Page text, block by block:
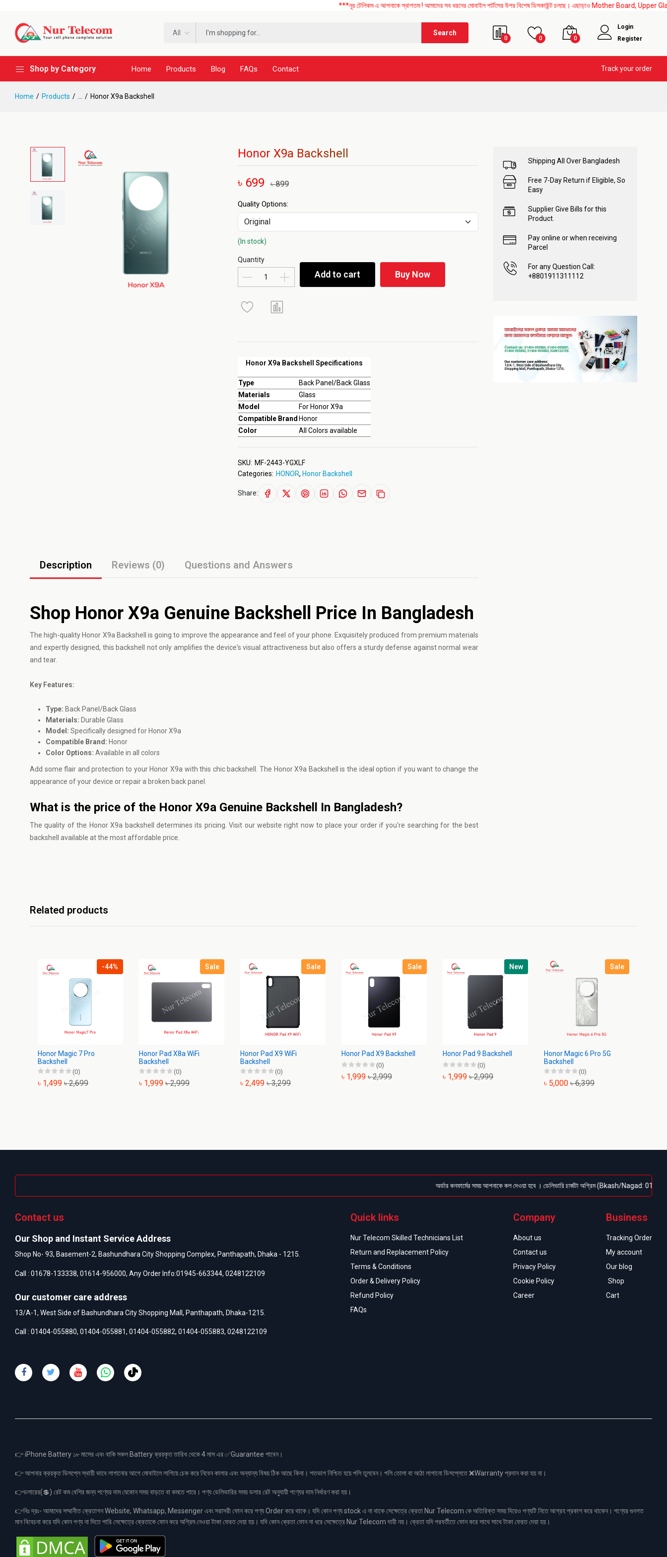
***নূর টেলিকম এ আপনাকে স্বাগতম ! আমাদের সব ধরনের মোবাইল পার্টসের উপর বিশেষ ডিসকাউন্ট চলছে। এছাড়াও Mother Board, Upper Glass, All IC
All Search
0 0 0
Login
Register
Shop by Category Home Products Blog FAQs Contact Track your order
Home Products Honor X9a Backshell
Honor X9a Backshell
৳ 699 ৳ 899
Honor X9a Backshell Specifications
Type
Back Panel/Back Glass
Materials
Glass
Model
For Honor X9a
Compatible Brand Honor
Color
All Colors available
Quality Options:
(In stock)
Quantity
Add to cart Buy Now
SKU: MF-2443-YGXLF
Categories: HONOR, Honor Backshell
Share:
Description Reviews (0) Questions and Answers
Shop Honor X9a Genuine Backshell Price In Bangladesh
The high-quality Honor X9a Backshell is going to improve the appearance and feel of your phone. Exquisitely produced from premium materials
and expertly designed, this backshell not only amplifies the device's visual attractiveness but also offers a sturdy defense against normal wear
and tear.
Key Features:
Type: Back Panel/Back Glass
Materials: Durable Glass
Model: Specifically designed for Honor X9a
Compatible Brand: Honor
Color Options: Available in all colors
Add some flair and protection to your Honor X9a with this chic backshell. The Honor X9a Backshell is the ideal option if you want to change the
appearance of your device or repair a broken back panel.
What is the price of the Honor X9a Genuine Backshell In Bangladesh?
The quality of the Honor X9a backshell determines its pricing.Visit our website right now to place your order if you're searching for the best
backshell available at the most affordable price.
Shipping All Over Bangladesh
Free 7-Day Return if Eligible, So
Easy
Supplier Give Bills for this
Product.
Pay online or when receiving
Parcel
For any Question Call:
+8801911311112
Related products
-44%
Honor Magic 7 Pro
Backshell
(0)
৳ 1,499 ৳ 2,699
Sale
Honor Pad X8a WiFi
Backshell
(0)
৳ 1,999 ৳ 2,999
Sale
Honor Pad X9 WiFi
Backshell
(0)
৳ 2,499 ৳ 3,299
Sale
Honor Pad X9 Backshell
(0)
৳ 1,999 ৳ 2,999
New
Honor Pad 9 Backshell
(0)
৳ 1,999 ৳ 2,999
Sale
Honor Magic 6 Pro 5G
Backshell
(0)
৳ 5,000 ৳ 6,399
অর্ডার কনফার্মের সময় আপনাকে কল দেওয়া হবে । ডেলিভারি চার্জটা অগ্রিম (Bkash/Nagad: 01614-
Contact us
Our Shop and Instant Service Address
Shop No- 93, Basement-2, Bashundhara City Shopping Complex, Panthapath, Dhaka - 1215.
Call : 01678-133338, 01614-956000, Any Order Info:01945-663344, 0248122109
Our customer care address
13/A-1, West Side of Bashundhara City Shopping Mall, Panthapath, Dhaka-1215.
Call : 01404-055880, 01404-055881, 01404-055882, 01404-055883, 0248122109
Quick links
Nur Telecom Skilled Technicians List
Return and Replacement Policy
Terms & Conditions
Order & Delivery Policy
Refund Policy
FAQs
Company
About us
Contact us
Privacy Policy
Cookie Policy
Career
Business
Tracking Order
My account
Our blog
Shop
Cart
👉 iPhone Battery ১৮ মাসের এবং বাকি সকল Battery ক্রয়কৃত তারিখ থেকে 4 মাস এর ✅Guarantee পাবেন।
👉 আপনার ক্রয়কৃত ডিসপ্লে স্থায়ী ভাবে লাগানোর আগে মোবাইলে লাগিয়ে চেক করে নিবেন কালার এবং অন্যান্য বিষয় ঠিক আছে কিনা। শতভাগ নিশ্চিত হয়ে পলি তুলবেন। পলি তোলা বা আঠা লাগানো ডিসপ্লেতে ❌Warranty প্রদান করা হয় না।
👉ডলারের(💲) রেট কম বেশির জন্য পণ্যের দাম যেকোন সময় বাড়তে বা কমতে পারে। পণ্য ডেলিভারির সময় ডলার রেট অনুযায়ী পণ্যের দাম নির্ধারণ করা হয়।
👉বিঃ দ্রঃ- আমাদের সম্মানীত ক্রেতাগন Website, Whatsapp, Messenger এবং সরাসরী ফোন করে পণ্য Order করে থাকে। যদি কোন পণ্য stock এ না থাকে সেক্ষেত্রে ক্রেতা Nur Telecom কে অতিরিক্ত সময় দিয়েও পণ্যটি নিতে আগ্রহ প্রকাশ করে থাকেন। পণ্যের গুনগত
মান বিবেচনা করে যদি কোন পণ্য না দিতে পারি সেক্ষেত্রে ক্রেতাকে ফোন করে অগ্রিম নেওয়া টাকা ফেরত দেয়া হয়। যদি কোন ক্রেতা ফোন না ধরে সেক্ষেত্রে Nur Telecom দায়ী নয়। ক্রেতা যদি পরবর্তীতে ফোন করে সাথে সাথে টাকা ফেরত দেয়া হয়।